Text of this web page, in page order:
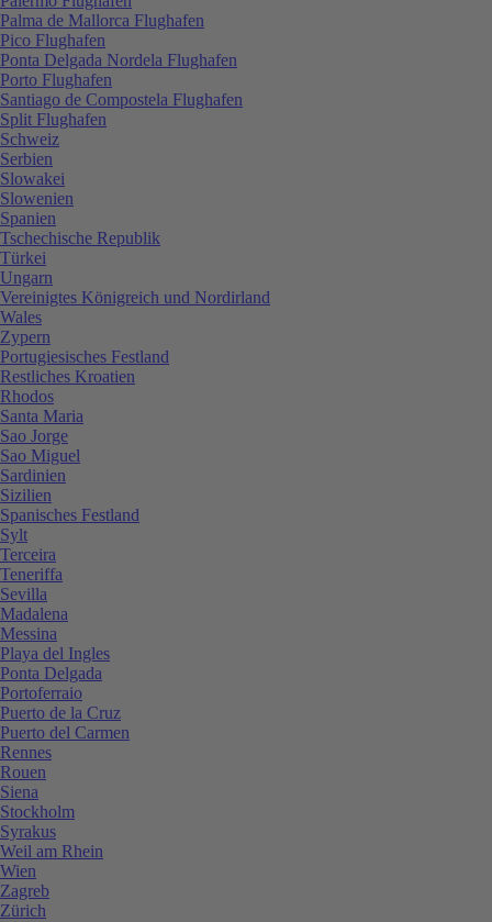
Palma de Mallorca Flughafen
Pico Flughafen
Ponta Delgada Nordela Flughafen
Porto Flughafen
Santiago de Compostela Flughafen
Split Flughafen
Schweiz
Serbien
Slowakei
Slowenien
Spanien
Tschechische Republik
Türkei
Ungarn
Vereinigtes Königreich und Nordirland
Wales
Zypern
Portugiesisches Festland
Restliches Kroatien
Rhodos
Santa Maria
Sao Jorge
Sao Miguel
Sardinien
Sizilien
Spanisches Festland
Sylt
Terceira
Teneriffa
Sevilla
Madalena
Messina
Playa del Ingles
Ponta Delgada
Portoferraio
Puerto de la Cruz
Puerto del Carmen
Rennes
Rouen
Siena
Stockholm
Syrakus
Weil am Rhein
Wien
Zagreb
Zürich